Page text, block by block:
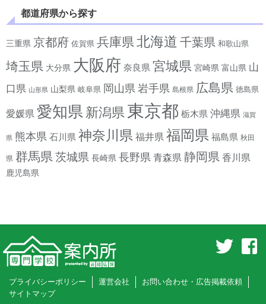
都道府県から探す
三重県 京都府 佐賀県 兵庫県 北海道 千葉県 和歌山県
埼玉県 大分県 大阪府 奈良県 宮城県 宮崎県 富山県 山
口県 山形県 山梨県 岐阜県 岡山県 岩手県 島根県 広島県 徳島県
愛媛県 愛知県 新潟県 東京都 栃木県 沖縄県 滋賀
県 熊本県 石川県 神奈川県 福井県 福岡県 福島県 秋田
県 群馬県 茨城県 長崎県 長野県 青森県 静岡県 香川県
鹿児島県
プライバシーポリシー 運営会社
お問い合わせ・広告掲載依頼
サイトマップ